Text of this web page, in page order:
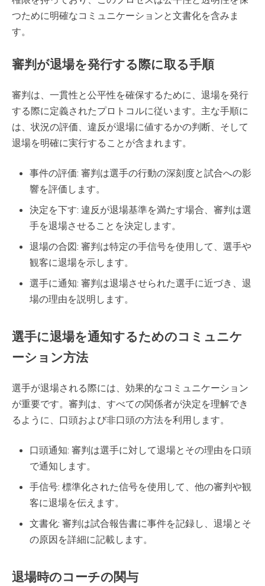
つために明確なコミュニケーションと文書化を含みま
す。
審判が退場を発行する際に取る手順
審判は、一貫性と公平性を確保するために、退場を発行
する際に定義されたプロトコルに従います。主な手順に
は、状況の評価、違反が退場に値するかの判断、そして
退場を明確に実行することが含まれます。
事件の評価: 審判は選手の行動の深刻度と試合への影
響を評価します。
決定を下す: 違反が退場基準を満たす場合、審判は選
手を退場させることを決定します。
退場の合図: 審判は特定の手信号を使用して、選手や
観客に退場を示します。
選手に通知: 審判は退場させられた選手に近づき、退
場の理由を説明します。
選手に退場を通知するためのコミュニケ
ーション方法
選手が退場される際には、効果的なコミュニケーション
が重要です。審判は、すべての関係者が決定を理解でき
るように、口頭および非口頭の方法を利用します。
口頭通知: 審判は選手に対して退場とその理由を口頭
で通知します。
手信号: 標準化された信号を使用して、他の審判や観
客に退場を伝えます。
文書化: 審判は試合報告書に事件を記録し、退場とそ
の原因を詳細に記載します。
退場時のコーチの関与